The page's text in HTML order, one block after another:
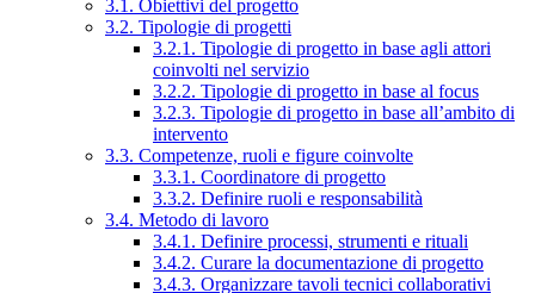
3.1. Obiettivi del progetto
3.2. Tipologie di progetti
3.2.1. Tipologie di progetto in base agli attori
coinvolti nel servizio
3.2.2. Tipologie di progetto in base al focus
3.2.3. Tipologie di progetto in base all’ambito di
intervento
3.3. Competenze, ruoli e figure coinvolte
3.3.1. Coordinatore di progetto
3.3.2. Definire ruoli e responsabilità
3.4. Metodo di lavoro
3.4.1. Definire processi, strumenti e rituali
3.4.2. Curare la documentazione di progetto
3.4.3. Organizzare tavoli tecnici collaborativi